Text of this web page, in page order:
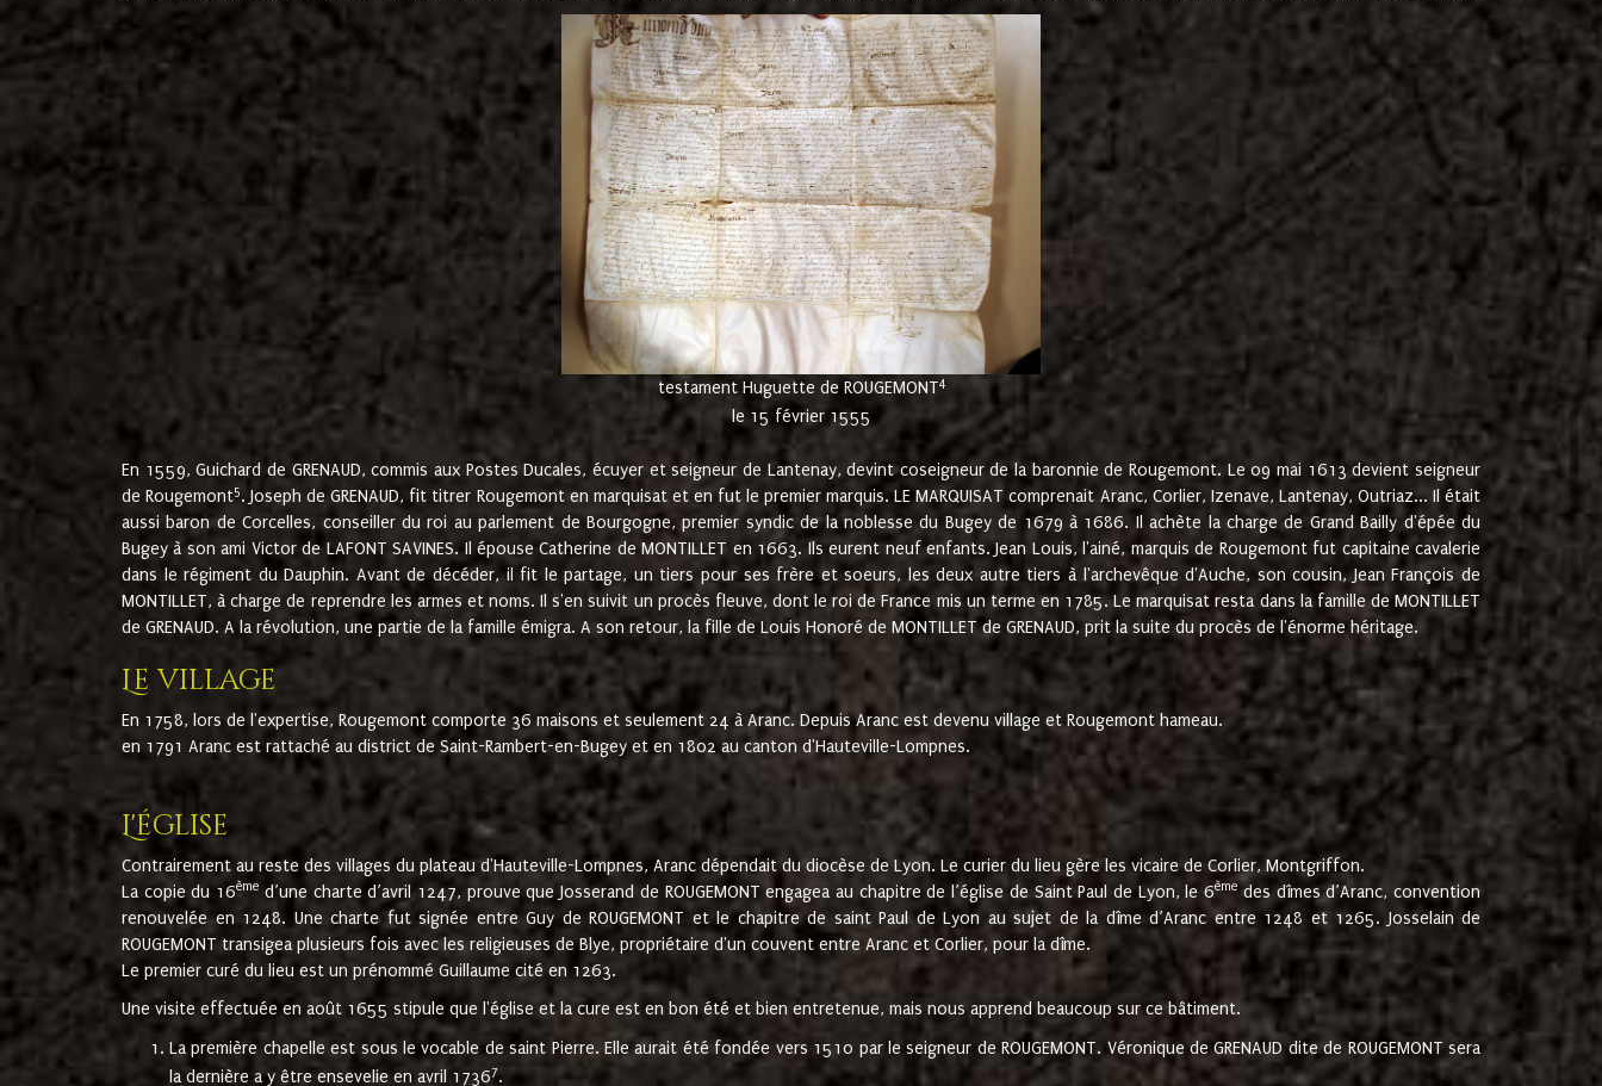
testament Huguette de ROUGEMONT4
le 15 février 1555
En 1559, Guichard de GRENAUD, commis aux Postes Ducales, écuyer et seigneur de Lantenay, devint coseigneur de la baronnie de Rougemont. Le 09 mai 1613 devient seigneur
de Rougemont5. Joseph de GRENAUD, fit titrer Rougemont en marquisat et en fut le premier marquis. LE MARQUISAT comprenait Aranc, Corlier, Izenave, Lantenay, Outriaz... Il était
aussi baron de Corcelles, conseiller du roi au parlement de Bourgogne, premier syndic de la noblesse du Bugey de 1679 à 1686. Il achète la charge de Grand Bailly d'épée du
Bugey à son ami Victor de LAFONT SAVINES. Il épouse Catherine de MONTILLET en 1663. Ils eurent neuf enfants. Jean Louis, l'ainé, marquis de Rougemont fut capitaine cavalerie
dans le régiment du Dauphin. Avant de décéder, il fit le partage, un tiers pour ses frère et soeurs, les deux autre tiers à l'archevêque d'Auche, son cousin, Jean François de
MONTILLET, à charge de reprendre les armes et noms. Il s'en suivit un procès fleuve, dont le roi de France mis un terme en 1785. Le marquisat resta dans la famille de MONTILLET
de GRENAUD. A la révolution, une partie de la famille émigra. A son retour, la fille de Louis Honoré de MONTILLET de GRENAUD, prit la suite du procès de l'énorme héritage.
Le village
En 1758, lors de l'expertise, Rougemont comporte 36 maisons et seulement 24 à Aranc. Depuis Aranc est devenu village et Rougemont hameau.
en 1791 Aranc est rattaché au district de Saint-Rambert-en-Bugey et en 1802 au canton d'Hauteville-Lompnes.
L'église
Contrairement au reste des villages du plateau d'Hauteville-Lompnes, Aranc dépendait du diocèse de Lyon. Le curier du lieu gère les vicaire de Corlier, Montgriffon.
La copie du 16ème d’une charte d’avril 1247, prouve que Josserand de ROUGEMONT engagea au chapitre de l’église de Saint Paul de Lyon, le 6ème des dîmes d’Aranc, convention
renouvelée en 1248. Une charte fut signée entre Guy de ROUGEMONT et le chapitre de saint Paul de Lyon au sujet de la dîme d’Aranc entre 1248 et 1265. Josselain de
ROUGEMONT transigea plusieurs fois avec les religieuses de Blye, propriétaire d'un couvent entre Aranc et Corlier, pour la dîme.
Le premier curé du lieu est un prénommé Guillaume cité en 1263.
Une visite effectuée en août 1655 stipule que l'église et la cure est en bon été et bien entretenue, mais nous apprend beaucoup sur ce bâtiment.
La première chapelle est sous le vocable de saint Pierre. Elle aurait été fondée vers 1510 par le seigneur de ROUGEMONT. Véronique de GRENAUD dite de ROUGEMONT sera
la dernière a y être ensevelie en avril 17367.